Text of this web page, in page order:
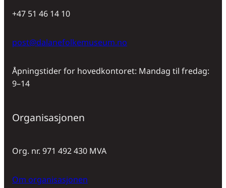
+47 51 46 14 10
post@dalanefolkemuseum.no
Åpningstider for hovedkontoret: Mandag til fredag:
9–14
Organisasjonen
Org. nr. 971 492 430 MVA
Om organisasjonen